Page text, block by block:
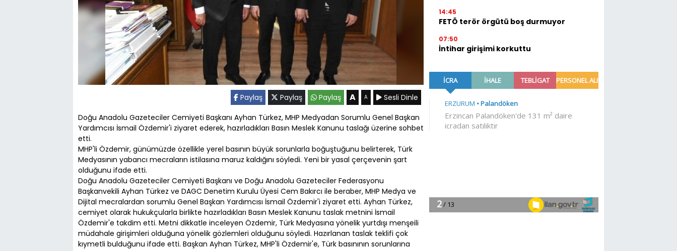
Paylaş Paylaş Paylaş A A
Sesli Dinle
Doğu Anadolu Gazeteciler Cemiyeti Başkanı Ayhan Türkez, MHP Medyadan Sorumlu Genel Başkan
Yardımcısı İsmail Özdemir'i ziyaret ederek, hazırladıkları Basın Meslek Kanunu taslağı üzerine sohbet
etti.
MHP'li Özdemir, günümüzde özellikle yerel basının büyük sorunlarla boğuştuğunu belirterek, Türk
Medyasının yabancı mecraların istilasına maruz kaldığını söyledi. Yeni bir yasal çerçevenin şart
olduğunu ifade etti.
Doğu Anadolu Gazeteciler Cemiyeti Başkanı ve Doğu Anadolu Gazeteciler Federasyonu
Başkanvekili Ayhan Türkez ve DAGC Denetim Kurulu Üyesi Cem Bakırcı ile beraber, MHP Medya ve
Dijital mecralardan sorumlu Genel Başkan Yardımcısı İsmail Özdemir'i ziyaret etti. Ayhan Türkez,
cemiyet olarak hukukçularla birlikte hazırladıkları Basın Meslek Kanunu taslak metnini İsmail
Özdemir'e takdim etti. Metni dikkatle inceleyen Özdemir, Türk Medyasına yönelik yurtdışı menşeili
müdahale girişimleri olduğuna yönelik gözlemleri olduğunu söyledi. Hazırlanan taslak teklifi çok
kıymetli bulduğunu ifade etti. Başkan Ayhan Türkez, MHP'li Özdemir'e, Türk basınının sorunlarına
14:45
FETÖ terör örgütü boş durmuyor
07:50
İntihar girişimi korkuttu